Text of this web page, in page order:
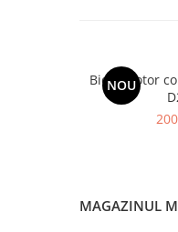
Pompe Hidraulice
Sistem Hidraulic
Radiatoare Racire
NOU
Biela Motor
MAGAZINUL